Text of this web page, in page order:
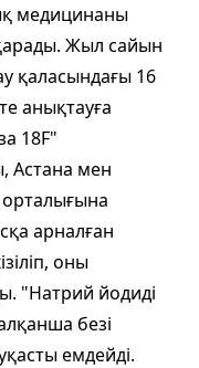
медицинаны
Жыл сайын
қаласындағы 16
анықтауға
18F"
Астана мен
арналған
оны
"Натрий йодиді
безі
емдейді.